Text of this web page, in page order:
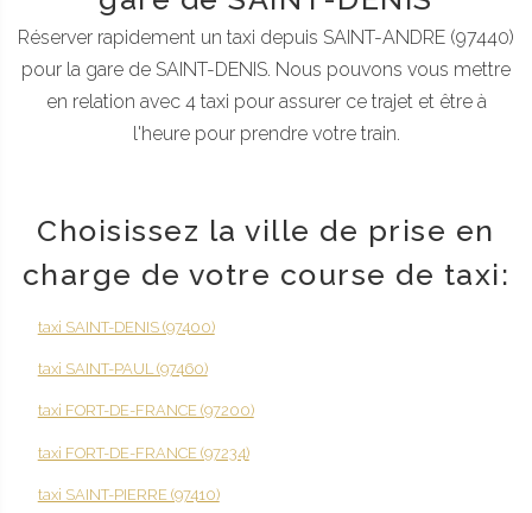
Réserver rapidement un taxi depuis SAINT-ANDRE (97440)
pour la gare de SAINT-DENIS. Nous pouvons vous mettre
en relation avec 4 taxi pour assurer ce trajet et être à
l'heure pour prendre votre train.
Choisissez la ville de prise en
charge de votre course de taxi:
taxi SAINT-DENIS (97400)
taxi SAINT-PAUL (97460)
taxi FORT-DE-FRANCE (97200)
taxi FORT-DE-FRANCE (97234)
taxi SAINT-PIERRE (97410)